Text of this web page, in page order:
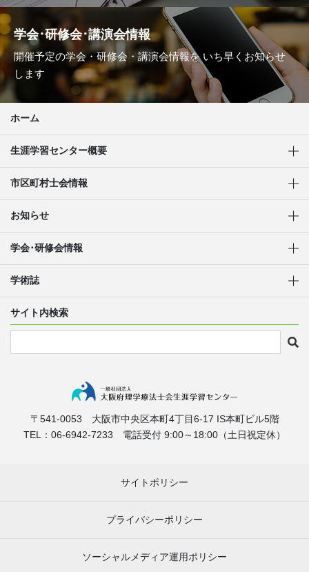
学会･研修会･講演会情報
開催予定の学会・研修会・講演会情報をいち早くお知らせ
します
ホーム
生涯学習センター概要
市区町村士会情報
お知らせ
学会･研修会情報
学術誌
サイト内検索
〒541-0053 大阪市中央区本町4丁目6-17 IS本町ビル5階
TEL：06-6942-7233 電話受付 9:00～18:00（土日祝定休）
サイトポリシー
プライバシーポリシー
ソーシャルメディア運用ポリシー